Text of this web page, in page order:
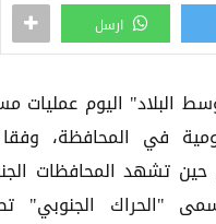
ارسل
البلاد" اليوم عمليات
في المحافظة،
حين تشهد المحافظات
"الحراك الجنوبي"